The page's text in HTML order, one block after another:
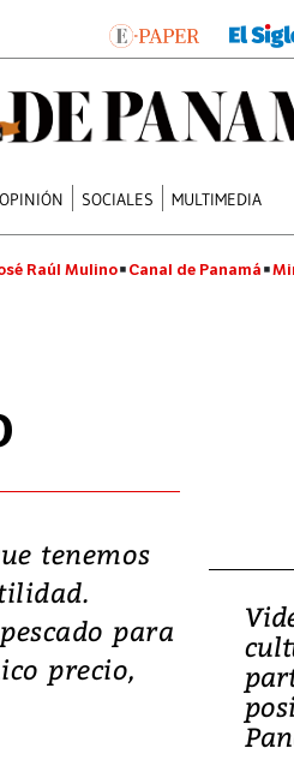
OPINIÓN SOCIALES MULTIMEDIA
Raúl Mulino Canal de Panamá
tenemos
para
precio,
Panamá